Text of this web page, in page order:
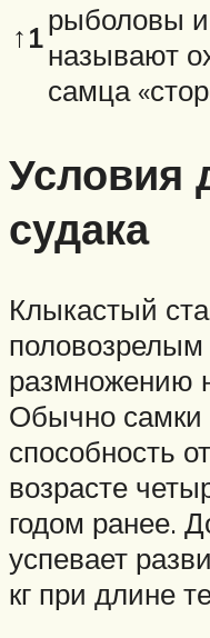
↑1рыболовы и
называют
самца
Условия
судака
Клыкастый
размножению
Обычно самки
способность
возрасте
годом ранее.
успевает
кг при длине